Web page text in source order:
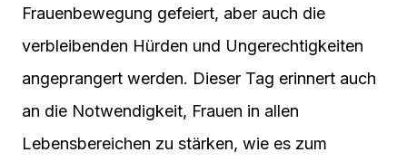
Frauenbewegung gefeiert, aber auch die
verbleibenden Hürden und Ungerechtigkeiten
angeprangert werden. Dieser Tag erinnert auch
an die Notwendigkeit, Frauen in allen
Lebensbereichen zu stärken, wie es zum